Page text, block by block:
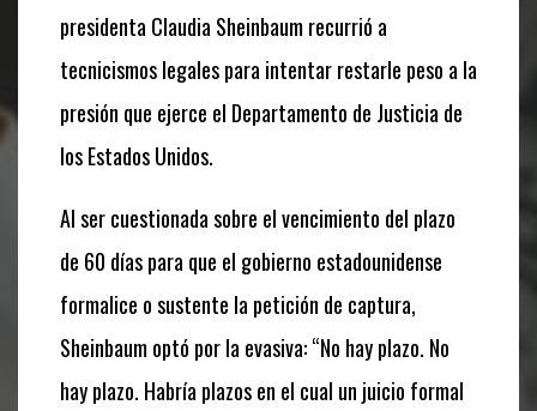
presidenta Claudia Sheinbaum recurrió a
tecnicismos legales para intentar restarle peso a la
presión que ejerce el Departamento de Justicia de
los Estados Unidos.
Al ser cuestionada sobre el vencimiento del plazo
de 60 días para que el gobierno estadounidense
formalice o sustente la petición de captura,
Sheinbaum optó por la evasiva:“No hay plazo. No
hay plazo. Habría plazos en el cual un juicio formal